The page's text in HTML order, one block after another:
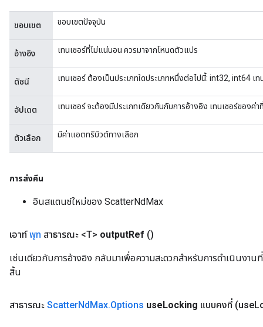
ขอบเขต ขอบเขตปัจจุบัน
อ้างอิง เทนเซอร์ที่ไม่แน่นอน ควรมาจากโหนดตัวแปร
ดัชนี เทนเซอร์ ต้องเป็นประเภทใดประเภทหนึ่งต่อไปนี้: int32, int64 เ
อัปเดต เทนเซอร์ จะต้องมีประเภทเดียวกันกับการอ้างอิง เทนเซอร์ของค่
ตัวเลือก มีค่าแอตทริบิวต์ทางเลือก
การส่งคืน
อินสแตนซ์ใหม่ของ ScatterNdMax
เอาท์พุท สาธารณะ <T> outputRef ()
เช่นเดียวกับการอ้างอิง กลับมาเพื่อความสะดวกสำหรับการดำเนินงา
สิ้น
สาธารณะ ScatterNdMax.Options useLocking แบบคงที่ (use